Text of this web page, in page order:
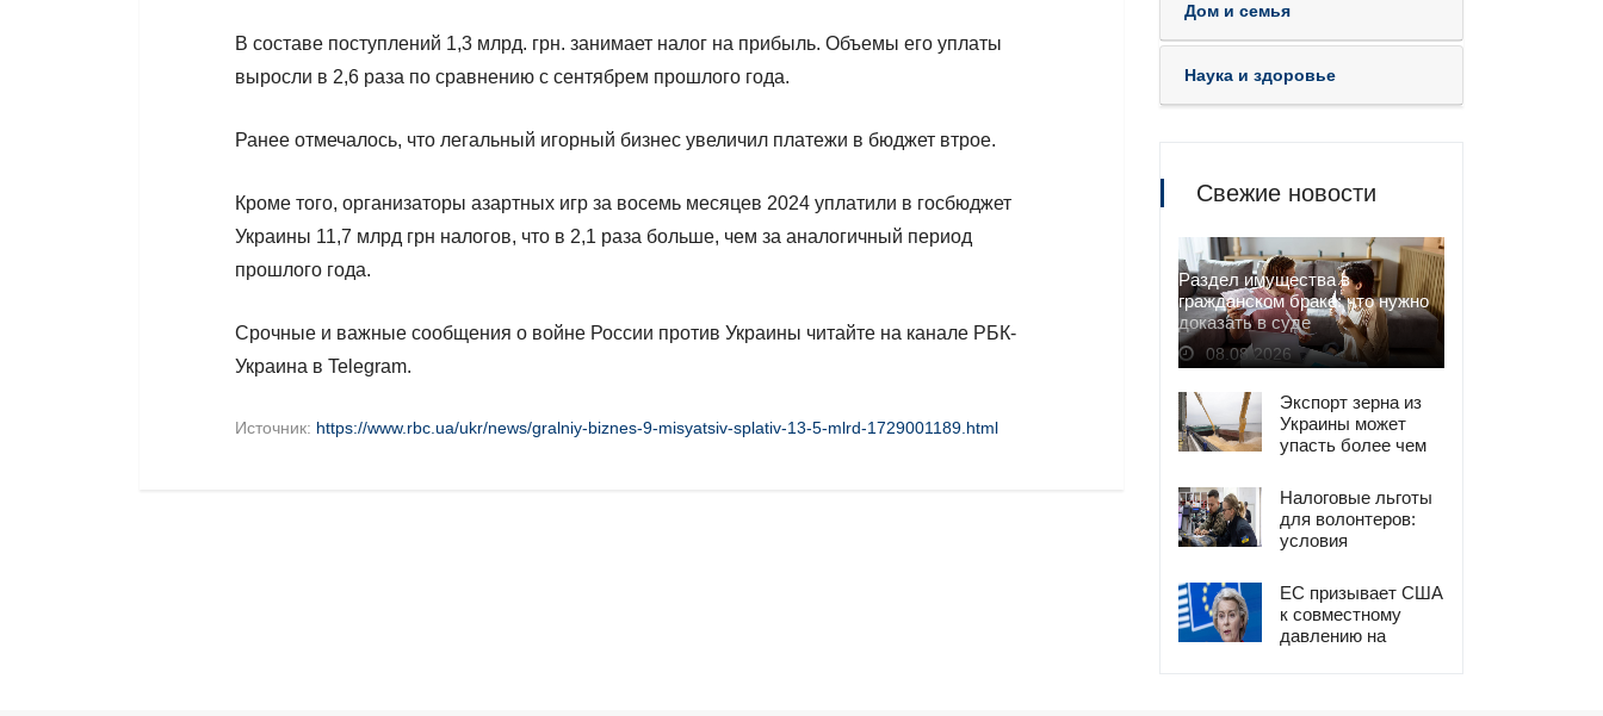
В составе поступлений 1,3 млрд. грн. занимает налог на прибыль. Объемы его уплаты
выросли в 2,6 раза по сравнению с сентябрем прошлого года.
Ранее отмечалось, что легальный игорный бизнес увеличил платежи в бюджет втрое.
Кроме того, организаторы азартных игр за восемь месяцев 2024 уплатили в госбюджет
Украины 11,7 млрд грн налогов, что в 2,1 раза больше, чем за аналогичный период
прошлого года.
Срочные и важные сообщения о войне России против Украины читайте на канале РБК-
Украина в Telegram.
Источник: https://www.rbc.ua/ukr/news/gralniy-biznes-9-misyatsiv-splativ-13-5-mlrd-1729001189.html
Дом и семья
Наука и здоровье
Свежие новости
Раздел имущества в
гражданском браке: что нужно
доказать в суде
08.08.2026
Экспорт зерна из
Украины может
упасть более чем
РФ
Налоговые льготы
для волонтеров:
условия
налогов
ЕС призывает США
к совместному
давлению на